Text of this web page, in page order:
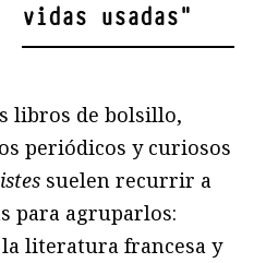
vidas usadas"
libros de bolsillo,
periódicos y curiosos
suelen recurrir a
para agruparlos:
literatura francesa y